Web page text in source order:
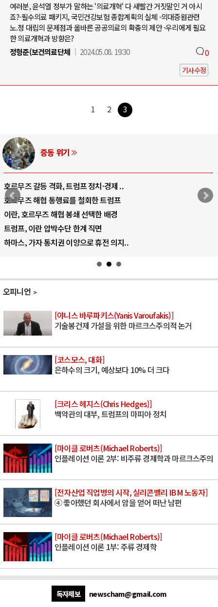
여러분, 윤석열 정부가 말하는 ‘의료개혁‘ 다 새빨간 거짓말인 거 아시
죠?-필수의료 패키지, 국민건강보험 종합계획의 실체 -의대증원관련
노.정 대립의 문제점과 올바른 공공의료의 확충의 제안 -우리에게 필요
한 의료개혁과 방향은?
정형준(보건의료단체
2024.05.08. 19:30 0
기사수정
1 2 3
중동 위기
호르무즈 갈등 격화, 트럼프 정치·경제 ..
호르무즈 해협 통행료를 철회한 트럼프
이란, 호르무즈 해협 봉쇄 선택한 배경
트럼프, 이란 압박수단 한계 직면
하마스, 가자 통치권 이양으로 휴전 의지..
오피니언
[야니스 바루파키스(Yanis Varoufakis)]
기술봉건제 가설을 위한 마르크스주의적 논거
[코스모스, 대화]
은하수의 크기, 예상보다 10% 더 크다
[크리스 헤지스(Chris Hedges)]
백악관의 대부, 트럼프의 마피아 정치
[마이클 로버츠(Michael Roberts)]
인플레이션 이론 2부: 비주류 경제학과 마르크스주의
[전자산업 직업병의 시작, 실리콘밸리 IBM 노동자]
④ 좋아했던 회사에서 암을 얻어 떠난 남편
[마이클 로버츠(Michael Roberts)]
인플레이션 이론 1부: 주류 경제학
독자제보
newscham@gmail.com